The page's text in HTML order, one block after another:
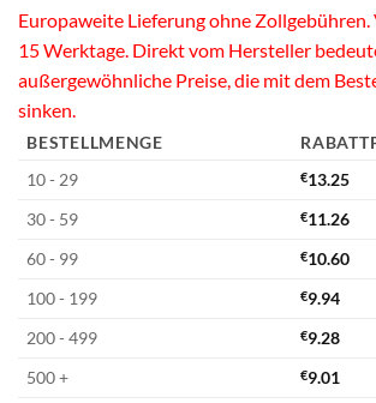
Europaweite Lieferung ohne Zollgebühren.
15 Werktage. Direkt vom Hersteller
außergewöhnliche Preise, die mit dem
sinken.
BESTELLMENGE
10 - 29
€13.25
30 - 59
€11.26
60 - 99
€10.60
100 - 199
€9.94
200 - 499
€9.28
500 +
€9.01